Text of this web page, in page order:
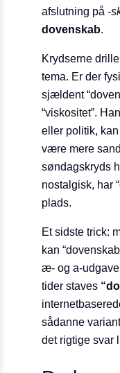
afslutning på -
dovenskab.
Krydserne
tema. Er der
sjældent
“viskositet”.
eller politik, kan
være mere
søndagskryds
nostalgisk, har
plads.
Et sidste trick:
kan
æ- og a-
tider staves
sådanne
det rigtige svar